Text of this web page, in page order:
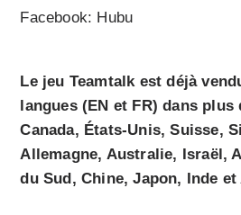
Facebook: Hubu
Le jeu Teamtalk est déjà
langues (EN et FR) dans plus
Canada, États-Unis, Suisse,
Allemagne, Australie, Israël,
du Sud, Chine, Japon, Inde